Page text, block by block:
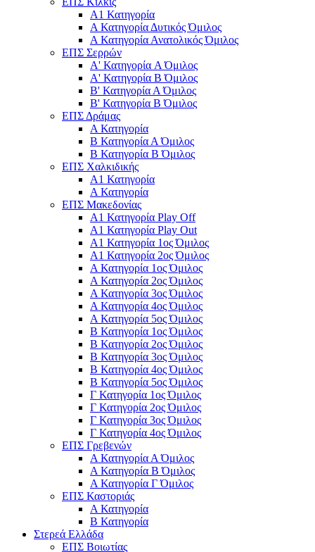
Α1 Κατηγορία
Α Κατηγορία Δυτικός Όμιλος
Α Κατηγορία Ανατολικός Όμιλος
ΕΠΣ Σερρών
Α' Κατηγορία A Όμιλος
Α' Κατηγορία Β Όμιλος
Β' Κατηγορία Α Όμιλος
Β' Κατηγορία Β Όμιλος
ΕΠΣ Δράμας
Α Κατηγορία
Β Κατηγορία Α Όμιλος
Β Κατηγορία Β Όμιλος
ΕΠΣ Χαλκιδικής
Α1 Κατηγορία
Α Κατηγορία
ΕΠΣ Μακεδονίας
Α1 Κατηγορία Play Off
Α1 Κατηγορία Play Out
Α1 Κατηγορία 1ος Όμιλος
Α1 Κατηγορία 2ος Όμιλος
Α Κατηγορία 1ος Όμιλος
Α Κατηγορία 2ος Όμιλος
Α Κατηγορία 3ος Όμιλος
Α Κατηγορία 4ος Όμιλος
Α Κατηγορία 5ος Όμιλος
Β Κατηγορία 1ος Όμιλος
Β Κατηγορία 2ος Όμιλος
Β Κατηγορία 3ος Όμιλος
Β Κατηγορία 4ος Όμιλος
Β Κατηγορία 5ος Όμιλος
Γ Κατηγορία 1ος Όμιλος
Γ Κατηγορία 2ος Όμιλος
Γ Κατηγορία 3ος Όμιλος
Γ Κατηγορία 4ος Όμιλος
ΕΠΣ Γρεβενών
Α Κατηγορία Α Όμιλος
Α Κατηγορία B Όμιλος
Α Κατηγορία Γ Όμιλος
ΕΠΣ Καστοριάς
Α Κατηγορία
Β Κατηγορία
Στερεά Ελλάδα
ΕΠΣ Βοιωτίας